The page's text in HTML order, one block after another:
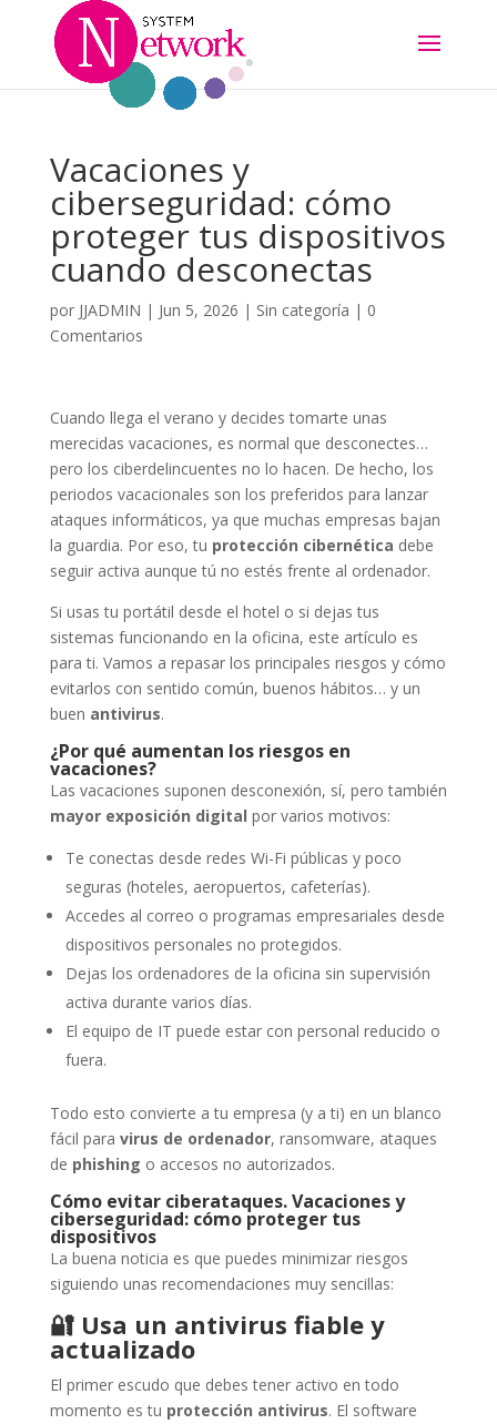
Vacaciones y
ciberseguridad: cómo
proteger tus dispositivos
cuando desconectas
por JJADMIN | Jun 5, 2026 | Sin categoría | 0
Comentarios
Cuando llega el verano y decides tomarte unas
merecidas vacaciones, es normal que desconectes…
pero los ciberdelincuentes no lo hacen. De hecho, los
periodos vacacionales son los preferidos para lanzar
ataques informáticos, ya que muchas empresas bajan
la guardia. Por eso, tu protección cibernética debe
seguir activa aunque tú no estés frente al ordenador.
Si usas tu portátil desde el hotel o si dejas tus
sistemas funcionando en la oficina, este artículo es
para ti. Vamos a repasar los principales riesgos y cómo
evitarlos con sentido común, buenos hábitos… y un
buen antivirus.
¿Por qué aumentan los riesgos en
vacaciones?
Las vacaciones suponen desconexión, sí, pero también
mayor exposición digital por varios motivos:
Te conectas desde redes Wi-Fi públicas y poco
seguras (hoteles, aeropuertos, cafeterías).
Accedes al correo o programas empresariales desde
dispositivos personales no protegidos.
Dejas los ordenadores de la oficina sin supervisión
activa durante varios días.
El equipo de IT puede estar con personal reducido o
fuera.
Todo esto convierte a tu empresa (y a ti) en un blanco
fácil para virus de ordenador, ransomware, ataques
de phishing o accesos no autorizados.
Cómo evitar ciberataques. Vacaciones y
ciberseguridad: cómo proteger tus
dispositivos
La buena noticia es que puedes minimizar riesgos
siguiendo unas recomendaciones muy sencillas:
🔐Usa un antivirus fiable y
actualizado
El primer escudo que debes tener activo en todo
momento es tu protección antivirus. El software